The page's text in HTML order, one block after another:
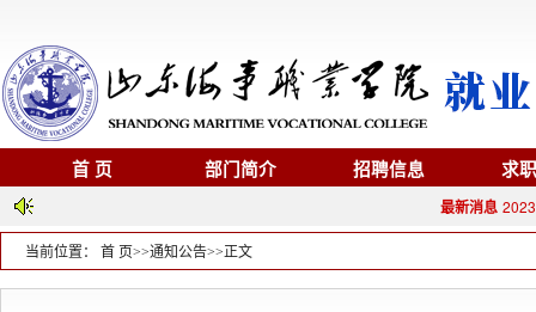
首 页 部门简介 招聘信息 求
最新消息
当前位置： 首 页>>通知公告>>正文